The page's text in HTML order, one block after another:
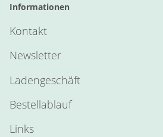
Informationen
Kontakt
Newsletter
Ladengeschäft
Bestellablauf
Links